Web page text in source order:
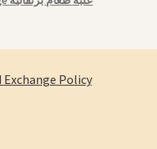
Exchange Policy